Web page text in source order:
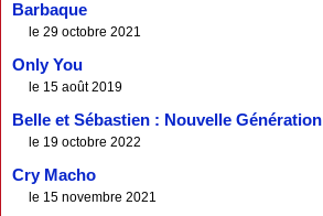
Barbaque
le 29 octobre 2021
Only You
le 15 août 2019
Belle et Sébastien : Nouvelle Génération
le 19 octobre 2022
Cry Macho
le 15 novembre 2021